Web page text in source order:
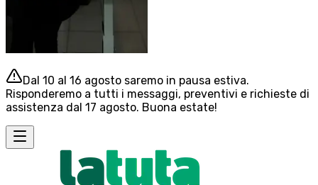
Dal 10 al 16 agosto saremo in pausa estiva.
Risponderemo a tutti i messaggi, preventivi e richieste di
assistenza dal 17 agosto. Buona estate!